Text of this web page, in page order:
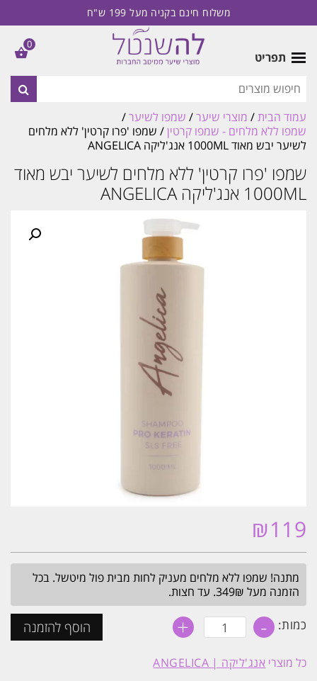
משלוח חינם בקניה מעל 199 ש"ח
תפריט
עמוד הבית/ מוצרי שיער/ שמפו לשיער/
שמפו ללא מלחים - שמפו קרטין/ שמפו 'פרו קרטין' ללא מלחים
לשיער יבש מאוד 1000ML אנג'ליקה ANGELICA
שמפו 'פרו קרטין' ללא מלחים לשיער יבש מאוד
1000ML אנג'ליקה ANGELICA
₪119
מתנה! שמפו ללא מלחים מעניק לחות מבית פול מיטשל. בכל
הזמנה מעל 349₪. עד חצות.
כמות: - כמות
של
'פרו
קרטין'
+ הוסף להזמנה
כל מוצרי אנג'ליקה | ANGELICA
0